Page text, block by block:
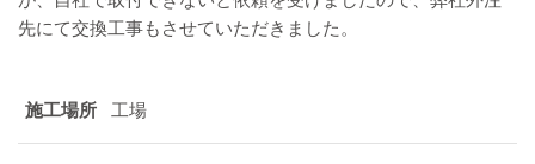
先にて交換工事もさせていただきました。
施工場所 工場